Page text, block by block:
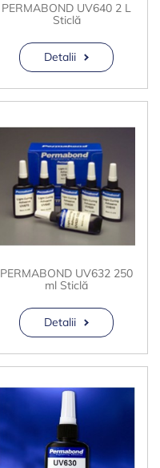
PERMABOND UV640 2 L
Sticlă
Detalii
PERMABOND UV632 250
ml Sticlă
Detalii